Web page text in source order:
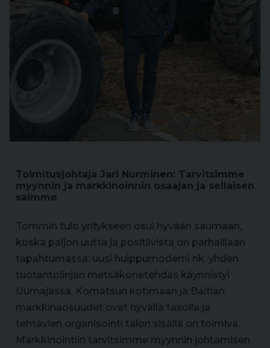
Toimitusjohtaja Jari Nurminen: Tarvitsimme
myynnin ja markkinoinnin osaajan ja sellaisen
saimme
Tommin tulo yritykseen osui hyvään saumaan,
koska paljon uutta ja positiivista on parhaillaan
tapahtumassa: uusi huippumoderni nk. yhden
tuotantolinjan metsäkonetehdas käynnistyi
Uumajassa, Komatsun kotimaan ja Baltian
markkinaosuudet ovat hyvällä tasolla ja
tehtävien organisointi talon sisällä on toimiva.
Markkinointiin tarvitsimme myynnin johtamisen